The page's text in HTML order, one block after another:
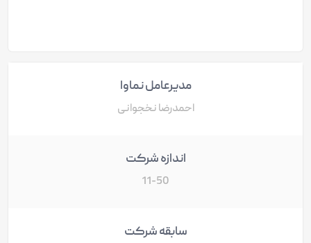
مدیرعامل نماوا
احمدرضا نخجوانی
اندازه شرکت
11-50
سابقه شرکت